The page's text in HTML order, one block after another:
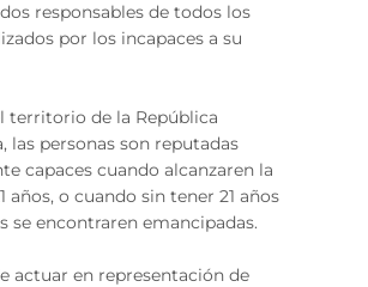
responsables de todos los
por los incapaces a su
territorio de la República
las personas son reputadas
capaces cuando alcanzaren la
años, o cuando sin tener 21 años
se encontraren emancipadas.
actuar en representación de